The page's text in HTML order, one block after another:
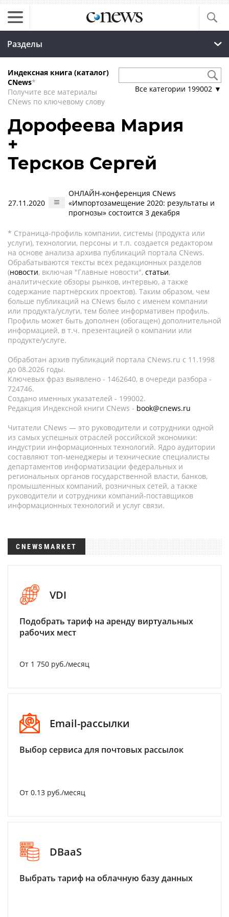
Разделы
Индексная книга (каталог)
CNews*
Получите все материалы
CNews по ключевому слову
Все категории 199002 ▼
Дорофеева Мария
+
Терсков Сергей
27.11.2020
ОНЛАЙН-конференция CNews
«Импортозамещение 2020: результаты и
прогнозы» состоится 3 декабря
* Страница-профиль компании, системы (продукта или
услуги), технологии, персоны и т.п. создается редактором
на основе анализа архива публикаций портала CNews.
Обрабатываются тексты всех редакционных разделов
(новости, включая "Главные новости", статьи,
аналитические обзоры рынков, интервью, а также
содержание партнёрских проектов). Таким образом, чем
больше публикаций на CNews было с именем компании
или продукта/услуги, тем более информативен профиль.
Профиль может быть дополнен (обогащен) дополнительной
информацией, в т.ч. презентацией о компании или
продукте/услуге.
Обработан архив публикаций портала CNews.ru c 11.1998
до 08.2026 годы.
Ключевых фраз выявлено - 1462640, в очереди разбора -
724746.
Создано именных указателей - 199002.
Редакция Индексной книги CNews - book@cnews.ru
Читатели CNews — это руководители и сотрудники одной
из самых успешных отраслей российской экономики:
индустрии информационных технологий. Ядро аудитории
составляют топ-менеджеры и технические специалисты
департаментов информатизации федеральных и
региональных органов государственной власти, банков,
промышленных компаний, розничных сетей, а также
руководители и сотрудники компаний-поставщиков
информационных технологий и услуг связи.
CNEWSMARKET
VDI
Подобрать тариф на аренду виртуальных
рабочих мест
От 1 750 руб./месяц
Email-рассылки
Выбор сервиса для почтовых рассылок
От 0.13 руб./месяц
DBaaS
Выбрать тариф на облачную базу данных